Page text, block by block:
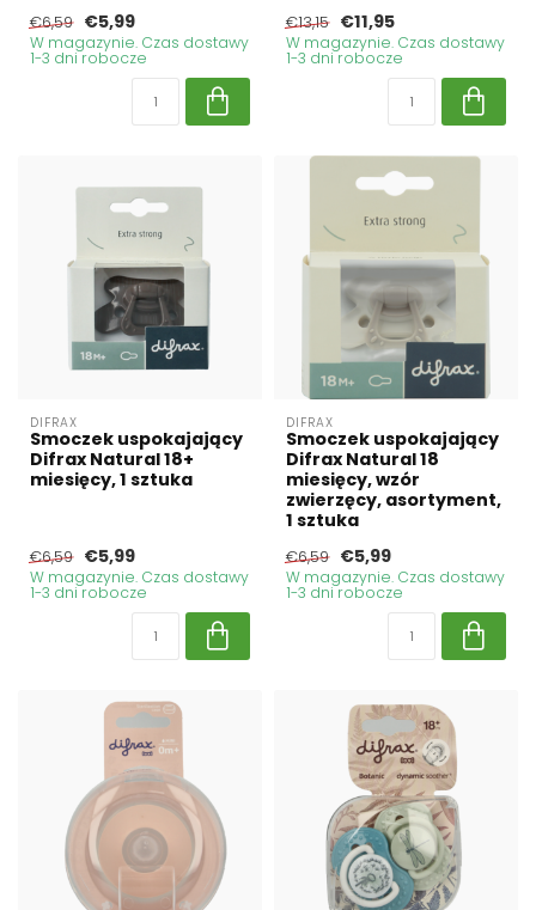
€6,59 €5,99
W magazynie. Czas dostawy
1-3 dni robocze
€13,15 €11,95
W magazynie. Czas dostawy
1-3 dni robocze
DIFRAX
Smoczek uspokajający
Difrax Natural 18+
miesięcy, 1 sztuka
€6,59 €5,99
W magazynie. Czas dostawy
1-3 dni robocze
DIFRAX
Smoczek uspokajający
Difrax Natural 18
miesięcy, wzór
zwierzęcy, asortyment,
1 sztuka
€6,59 €5,99
W magazynie. Czas dostawy
1-3 dni robocze